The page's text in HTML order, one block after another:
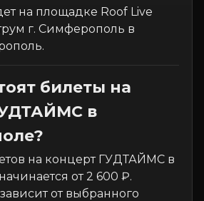
на площадке Roof Live
г. Симферополь в
билеты на
в
на концерт ГУДТАЙМС в
от 2 600 ₽.
от выбранного